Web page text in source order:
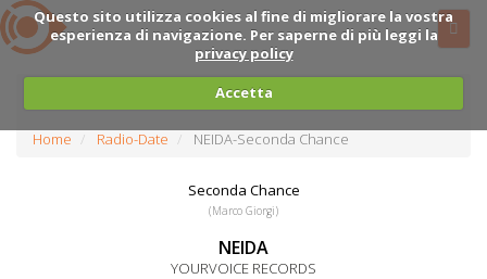
Questo sito utilizza cookies al fine di migliorare la vostra
esperienza di navigazione. Per saperne di più leggi la
privacy policy
Accetta
Home Radio-Date NEIDA-Seconda Chance
Seconda Chance
(Marco Giorgi)
NEIDA
YOURVOICE RECORDS